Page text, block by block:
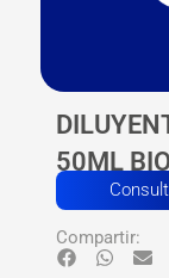
50ML
Compartir: